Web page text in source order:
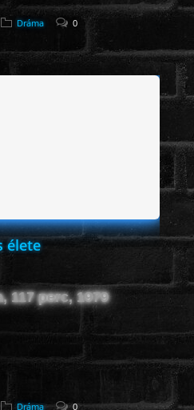
Dráma 0
élete
117 perc, 1979
Dráma 0